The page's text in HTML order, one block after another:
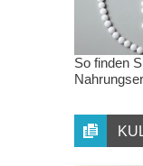
So finden